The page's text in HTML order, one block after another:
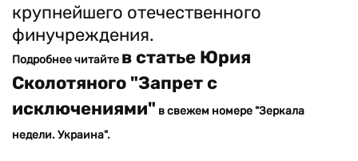
крупнейшего отечественного
финучреждения.
Подробнее читайте в статье Юрия
Сколотяного "Запрет с
исключениями" в свежем номере "Зеркала
недели. Украина".